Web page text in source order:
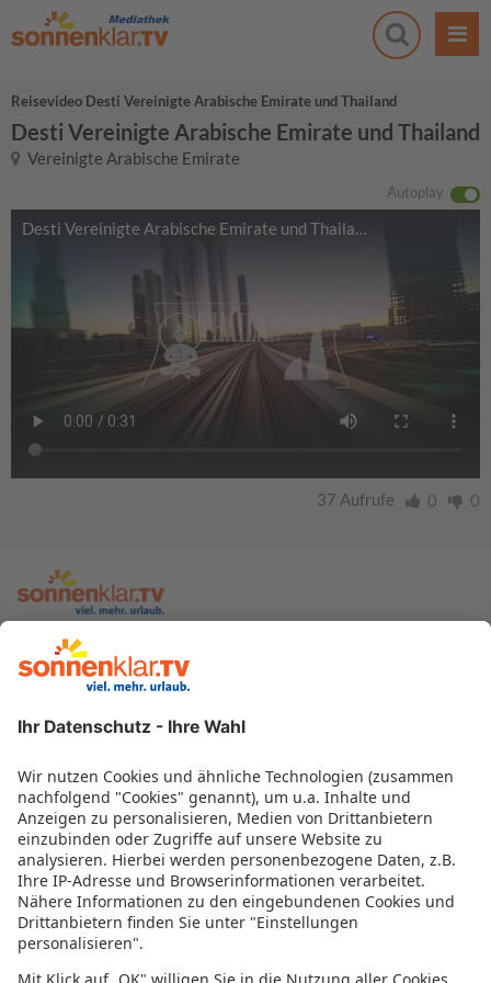
Reisevideo Desti Vereinigte Arabische Emirate und Thailand
Desti Vereinigte Arabische Emirate und Thailand
Vereinigte Arabische Emirate
Autoplay
Desti Vereinigte Arabische Emirate und Thailand
37 Aufrufe 0 0
zur sonnenklar.TV Webseite
Moderatoren
Impressum
Informationen zur Barrierefreiheit
Datenschutz
Datenschutzeinstellungen